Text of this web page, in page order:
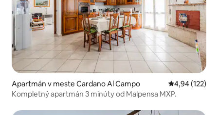
Apartmán v meste Cardano Al Campo Priemerné
4,94 (122)
Kompletný apartmán 3 minúty od Malpensa MXP.